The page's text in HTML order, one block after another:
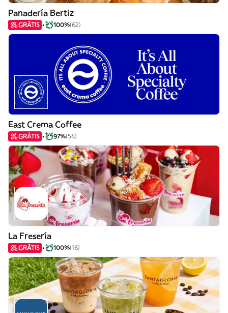
Panadería Bertiz
GRÁTIS 100%(62)
East Crema Coffee
GRÁTIS 97%(54)
La Fresería
GRÁTIS 100%(16)